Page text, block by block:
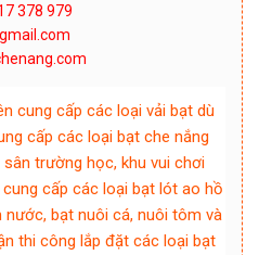
378 979
cung cấp các loại vải bạt dù
cấp các loại bạt che nắng
trường học, khu vui chơi
cấp các loại bạt lót ao hồ
bạt nuôi cá, nuôi tôm và
thi công lắp đặt các loại bạt